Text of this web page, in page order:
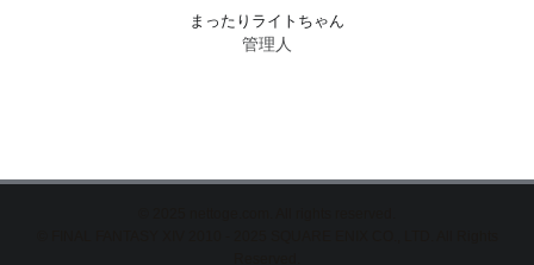
まったりライトちゃん
管理人